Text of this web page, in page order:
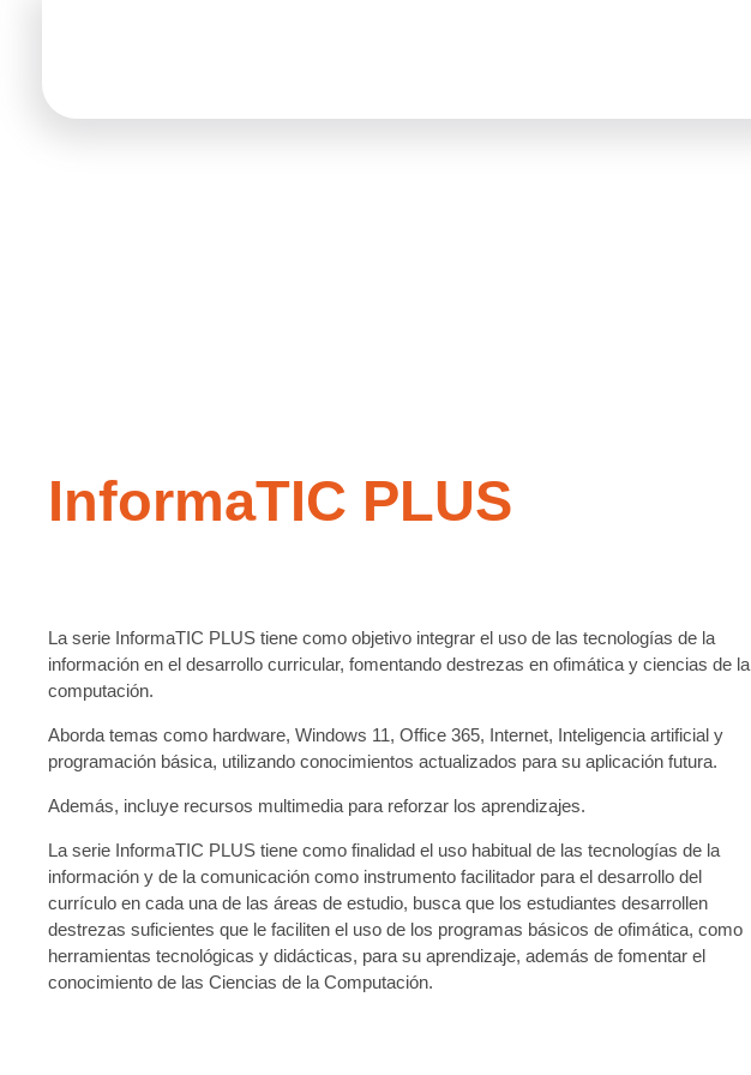
InformaTIC PLUS
La serie InformaTIC PLUS tiene como objetivo integrar el uso de las tecnologías de la
información en el desarrollo curricular, fomentando destrezas en ofimática y ciencias de la
computación.
Aborda temas como hardware, Windows 11, Office 365, Internet, Inteligencia artificial y
programación básica, utilizando conocimientos actualizados para su aplicación futura.
Además, incluye recursos multimedia para reforzar los aprendizajes.
La serie InformaTIC PLUS tiene como finalidad el uso habitual de las tecnologías de la
información y de la comunicación como instrumento facilitador para el desarrollo del
currículo en cada una de las áreas de estudio, busca que los estudiantes desarrollen
destrezas suficientes que le faciliten el uso de los programas básicos de ofimática, como
herramientas tecnológicas y didácticas, para su aprendizaje, además de fomentar el
conocimiento de las Ciencias de la Computación.